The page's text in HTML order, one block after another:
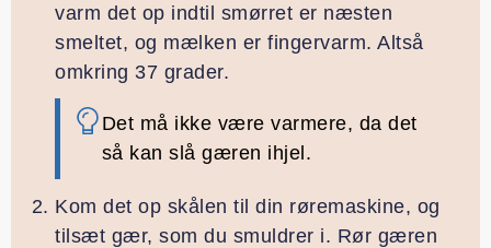
varm det op indtil smørret er næsten
smeltet, og mælken er fingervarm. Altså
omkring 37 grader.
Det må ikke være varmere, da det
så kan slå gæren ihjel.
Kom det op skålen til din røremaskine, og
tilsæt gær, som du smuldrer i. Rør gæren